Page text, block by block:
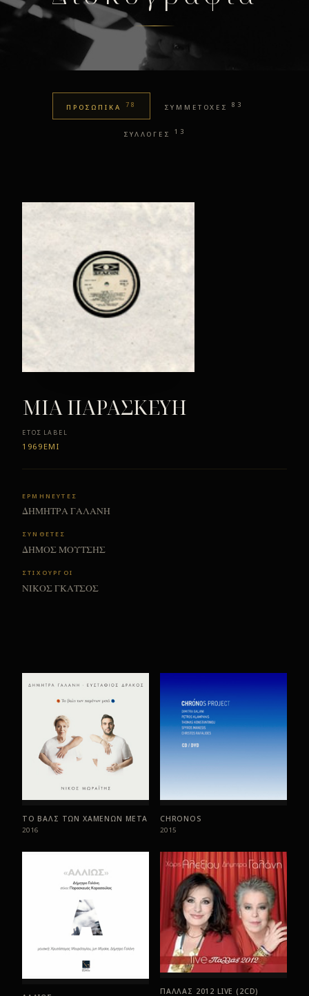
ΠΡΟΣΩΠΙΚΑ 78 ΣΥΜΜΕΤΟΧΕΣ 83
ΣΥΛΛΟΓΕΣ 13
ΜIΑ ΠΑΡΑΣΚΕΥH
ΈΤΟΣ
1969
LABEL
ΕΜΙ
ΕΡΜΗΝΕΥΤΕΣ
ΔΗΜΗΤΡΑ ΓΑΛΑΝΗ
ΣΥΝΘΕΤΕΣ
ΔΗΜΟΣ ΜΟΥΤΣΗΣ
ΣΤΙΧΟΥΡΓΟΙ
ΝΙΚΟΣ ΓΚΑΤΣΟΣ
ΤΟ ΒΑΛΣ ΤΩΝ ΧΑΜΕΝΩΝ ΜΕΤΑ
2016
CHRONOS
2015
ΠΑΛΛΑΣ 2012 LIVE (2CD)